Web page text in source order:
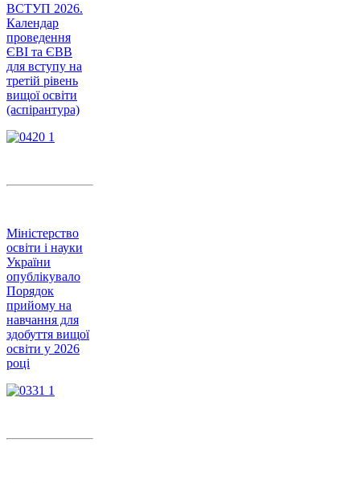
ВСТУП 2026.
Календар
проведення
ЄВІ та ЄВВ
для вступу на
третій рівень
вищої освіти
(аспірантура)
Міністерство
освіти і науки
України
опублікувало
Порядок
прийому на
навчання для
здобуття вищої
освіти у 2026
році